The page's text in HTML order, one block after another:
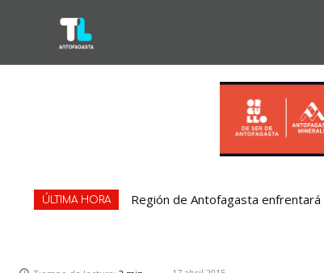
ÚLTIMA HORA Región de Antofagasta